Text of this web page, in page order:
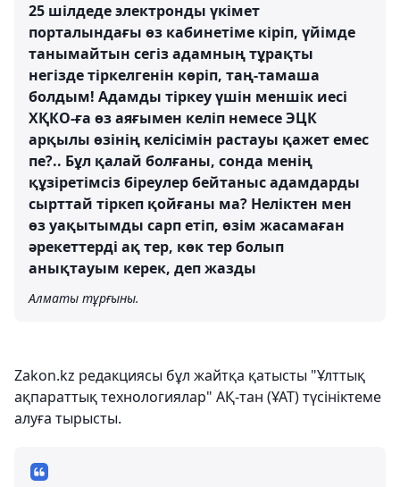
25 шілдеде электронды үкімет
порталындағы өз кабинетіме кіріп, үйімде
танымайтын сегіз адамның тұрақты
негізде тіркелгенін көріп, таң-тамаша
болдым! Адамды тіркеу үшін меншік иесі
ХҚКО-ға өз аяғымен келіп немесе ЭЦК
арқылы өзінің келісімін растауы қажет емес
пе?.. Бұл қалай болғаны, сонда менің
құзіретімсіз біреулер бейтаныс адамдарды
сырттай тіркеп қойғаны ма? Неліктен мен
өз уақытымды сарп етіп, өзім жасамаған
әрекеттерді ақ тер, көк тер болып
анықтауым керек, деп жазды
Алматы тұрғыны.
Zakon.kz редакциясы бұл жайтқа қатысты "Ұлттық
ақпараттық технологиялар" АҚ-тан (ҰАТ) түсініктеме
алуға тырысты.